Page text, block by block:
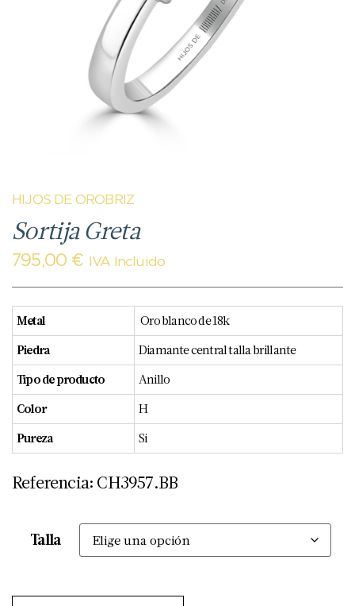
HIJOS DE OROBRIZ
Sortija Greta
795,00 € IVA Incluido
Metal
Oro blanco de 18k
Piedra
Diamante central talla brillante
Tipo de producto
Anillo
Color
H
Pureza
Si
Referencia: CH3957.BB
Talla